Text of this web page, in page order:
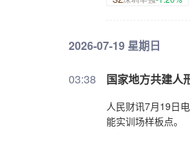
2026-07-19 星期日
03:38 国家地方共建人
人民财讯7月19日
能实训场样板点。